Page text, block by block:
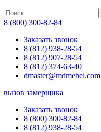
8 (800) 300-82-84
Заказать звонок
8 (812) 938-28-54
8 (812) 907-28-54
8 (812) 374-63-40
dmaster@mdmebel.com
вызов замерщика
Заказать звонок
8 (800) 300-82-84
8 (812) 938-28-54